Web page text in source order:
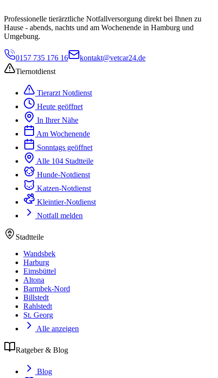
Professionelle tierärztliche Notfallversorgung direkt bei Ihnen zu
Hause - abends, nachts und am Wochenende in Hamburg und
Umgebung.
0157 735 176 16
kontakt@vetcar24.de
Tiernotdienst
Tierarzt Notdienst
Heute geöffnet
In Ihrer Nähe
Am Wochenende
Sonntags geöffnet
Alle 104 Stadtteile
Hunde-Notdienst
Katzen-Notdienst
Kleintier-Notdienst
Notfall melden
Stadtteile
Wandsbek
Harburg
Eimsbüttel
Altona
Barmbek-Nord
Billstedt
Rahlstedt
St. Georg
Alle anzeigen
Ratgeber & Blog
Blog